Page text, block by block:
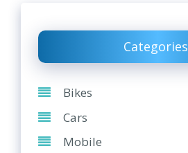
Categories
Bikes
Cars
Mobile